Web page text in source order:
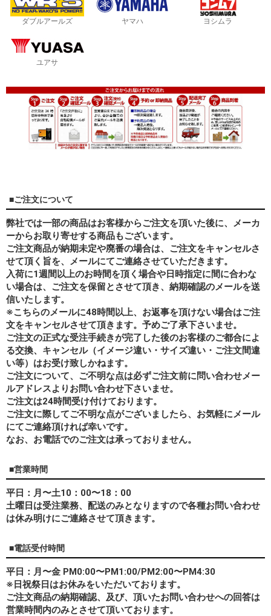
ダブルアールズ ヤマハ ヨシムラ
ユアサ
■ご注文について
弊社では一部の商品はお客様からご注文を頂いた後に、メーカ
ーからお取り寄せする商品もございます。
ご注文商品が納期未定や廃番の場合は、ご注文をキャンセルさ
せて頂く旨を、メールにてご連絡させていただきます。
入荷に1週間以上のお時間を頂く場合や日時指定に間に合わな
い場合は、ご注文を保留とさせて頂き、納期確認のメールを送
信いたします。
※こちらのメールに48時間以上、お返事を頂けない場合はご注
文をキャンセルさせて頂きます。予めご了承下さいませ。
ご注文の正式な受注手続きが完了した後のお客様のご都合によ
る交換、キャンセル（イメージ違い・サイズ違い・ご注文間違
い等）はお受け致しかねます。
ご注文について、ご不明な点は必ずご注文前に問い合わせメー
ルアドレスよりお問い合わせ下さいませ。
ご注文は24時間受け付けております。
ご注文に際してご不明な点がございましたら、お気軽にメール
にてご連絡頂ければ幸いです。
なお、 お電話でのご注文は承っておりません。
■営業時間
平日：月〜土10：00〜18：00
土曜日は受注業務、配送のみとなりますので各種お問い合わせ
は休み明けにご連絡させて頂きます。
■電話受付時間
平日：月〜金 PM0:00〜PM1:00/PM2:00〜PM4:30
※日祝祭日はお休みをいただいております。
ご注文商品の納期確認、及び、頂いたお問い合わせへの回答は
営業時間内のみとさせて頂いております。